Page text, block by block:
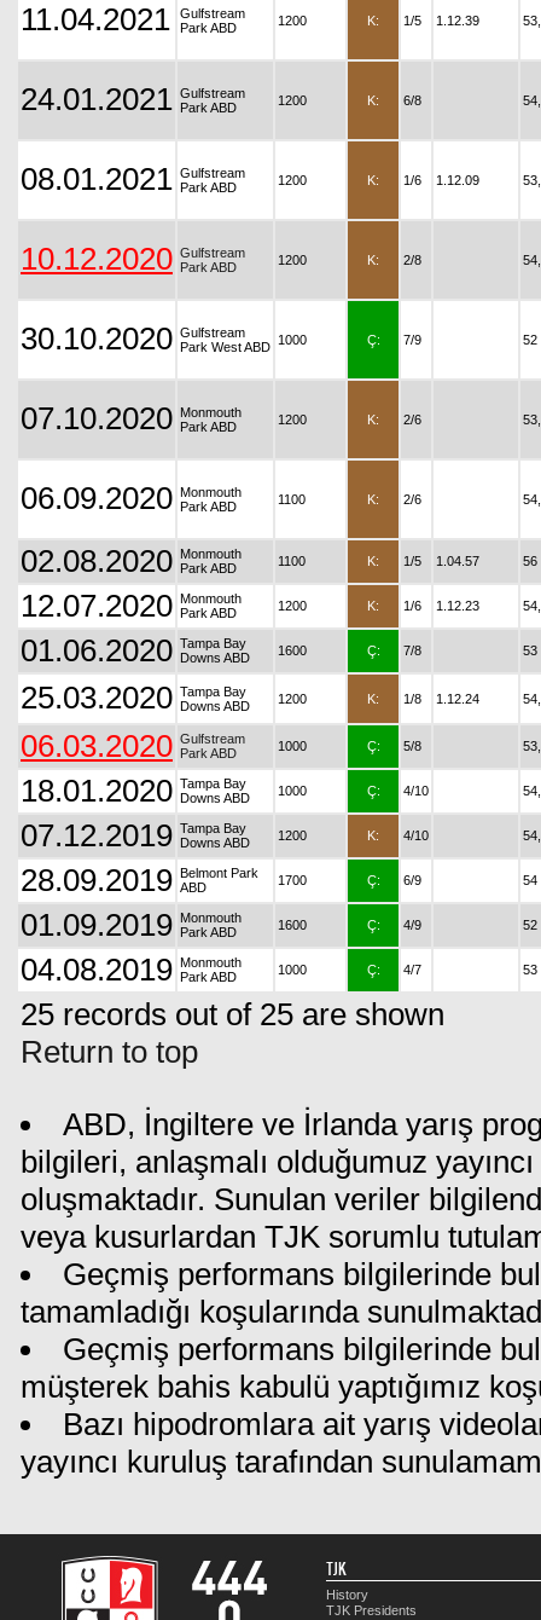
11.04.2021
Gulfstream
Park ABD
1200 K: 1/5 1.12.39
24.01.2021 Gulfstream
Park ABD
1200 K: 6/8
08.01.2021 Gulfstream
Park ABD
1200 K: 1/6 1.12.09
10.12.2020 Gulfstream
Park ABD
1200 K: 2/8
30.10.2020 Gulfstream
Park West ABD 1000 Ç: 7/9 52
07.10.2020 Monmouth
Park ABD
1200 K: 2/6
06.09.2020 Monmouth
Park ABD
1100 K: 2/6
02.08.2020 Monmouth
Park ABD
1100 K: 1/5 1.04.57 56
12.07.2020 Monmouth
Park ABD
1200 K: 1/6 1.12.23
01.06.2020 Tampa Bay
Downs ABD
1600 Ç: 7/8 53
25.03.2020 Tampa Bay
Downs ABD
1200 K: 1/8 1.12.24
06.03.2020 Gulfstream
Park ABD
1000 Ç: 5/8
18.01.2020 Tampa Bay
Downs ABD
1000 Ç: 4/10
07.12.2019 Tampa Bay
Downs ABD
1200 K: 4/10
28.09.2019 Belmont Park
ABD
1700 Ç: 6/9 54
01.09.2019 Monmouth
Park ABD
1600 Ç: 4/9 52
04.08.2019 Monmouth
Park ABD
1000 Ç: 4/7 53
25 records out of 25 are shown
Return to top
ABD, İngiltere ve İrlanda yarış
bilgileri, anlaşmalı olduğumuz
oluşmaktadır. Sunulan veriler
veya kusurlardan TJK sorumlu
Geçmiş performans bilgilerinde
tamamladığı koşularında
Geçmiş performans bilgilerinde
müşterek bahis kabulü yaptığımız
Bazı hipodromlara ait yarış
yayıncı kuruluş tarafından
TJK
History
TJK Presidents